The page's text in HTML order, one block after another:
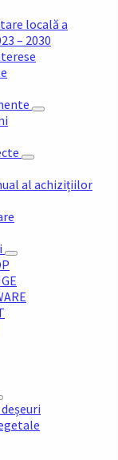
locală a
– 2030
al achizițiilor